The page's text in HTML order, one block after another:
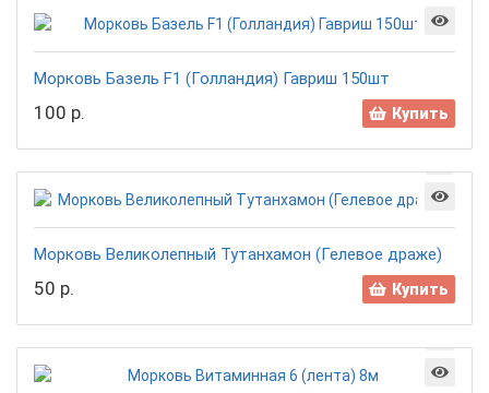
Морковь Базель F1 (Голландия) Гавриш 150шт
100 р. Купить
Морковь Великолепный Тутанхамон (Гелевое драже)
50 р. Купить